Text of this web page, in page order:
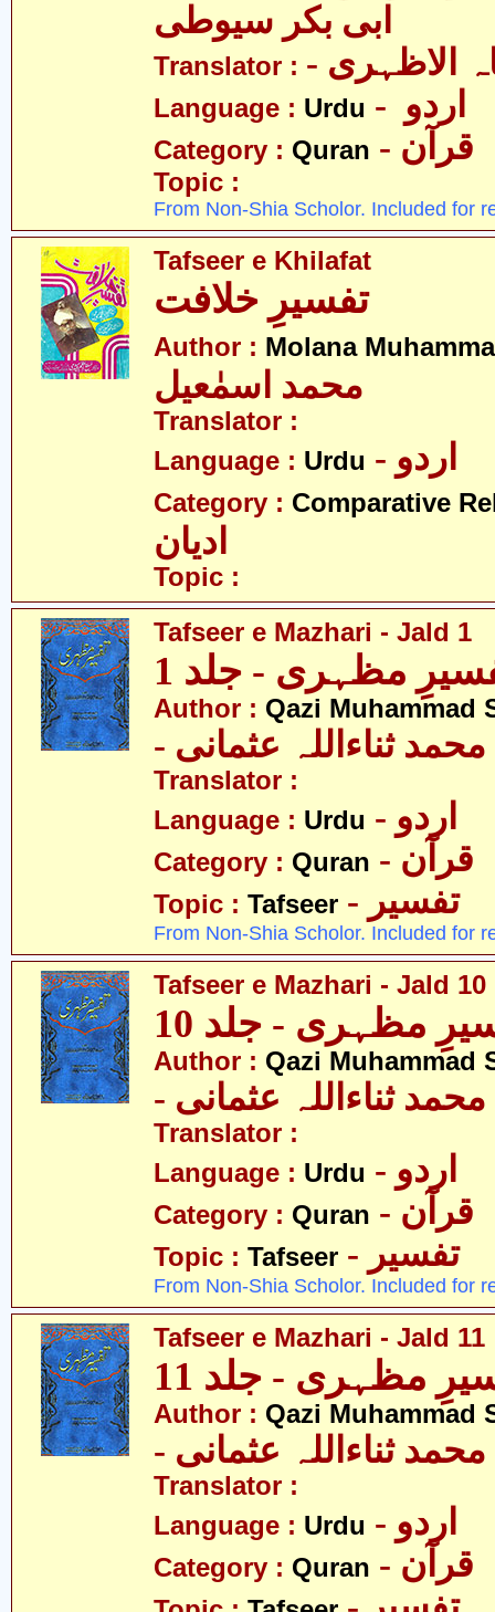
ابی بکر سیوطی
Translator : الاظہری
Language : Urdu
Category : Quran - قرآن
Topic :
From Non-Shia Scholor. Included for
Tafseer e Khilafat
تفسیرِ خلافت
Author : Molana
محمد اسمٰعیل
Translator :
Language : Urdu - اردو
Category : Comparative
ادیان
Topic :
Tafseer e Mazhari - Jald 1
مظہری - جلد 1
Author : Qazi Muhammad
ثناءاللہ عثمانی
Translator :
Language : Urdu - اردو
Category : Quran - قرآن
Topic : Tafseer - تفسیر
From Non-Shia Scholor. Included for
Tafseer e Mazhari - Jald 10
مظہری - جلد 10
Author : Qazi Muhammad
ثناءاللہ عثمانی
Translator :
Language : Urdu - اردو
Category : Quran - قرآن
Topic : Tafseer - تفسیر
From Non-Shia Scholor. Included for
Tafseer e Mazhari - Jald 11
مظہری - جلد 11
Author : Qazi Muhammad
ثناءاللہ عثمانی
Translator :
Language : Urdu - اردو
Category : Quran - قرآن